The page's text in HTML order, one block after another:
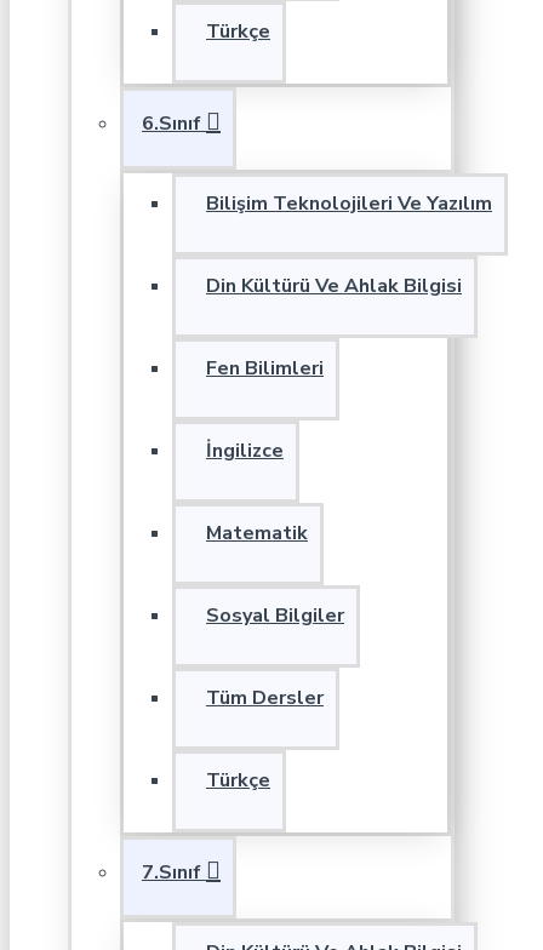
Türkçe
6.Sınıf
Bilişim Teknolojileri Ve Yazılım
Din Kültürü Ve Ahlak Bilgisi
Fen Bilimleri
İngilizce
Matematik
Sosyal Bilgiler
Tüm Dersler
Türkçe
7.Sınıf